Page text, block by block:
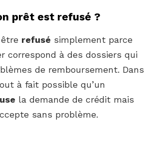
prêt est refusé ?
refusé simplement parce
correspond à des dossiers qui
de remboursement. Dans
à fait possible qu’un
la demande de crédit mais
sans problème.